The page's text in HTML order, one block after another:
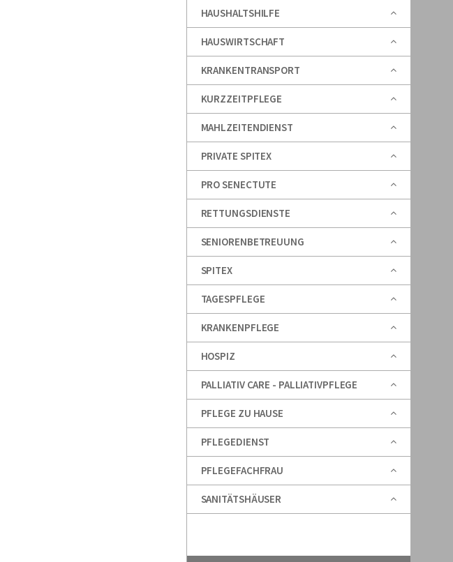
HAUSHALTSHILFE
HAUSWIRTSCHAFT
KRANKENTRANSPORT
KURZZEITPFLEGE
MAHLZEITENDIENST
PRIVATE SPITEX
PRO SENECTUTE
RETTUNGSDIENSTE
SENIORENBETREUUNG
SPITEX
TAGESPFLEGE
KRANKENPFLEGE
HOSPIZ
PALLIATIV CARE - PALLIATIVPFLEGE
PFLEGE ZU HAUSE
PFLEGEDIENST
PFLEGEFACHFRAU
SANITÄTSHÄUSER